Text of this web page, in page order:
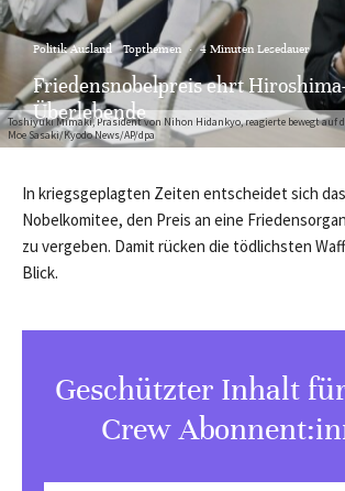
Toshiyuki Mimaki, Präsident von Nihon Hidankyo, reagierte bewegt auf
Moe Sasaki/Kyodo News/AP/dpa
Politik Ausland Topthemen · 4 Minuten Lesedauer
Friedensnobelpreis ehrt
Überlebende
In kriegsgeplagten Zeiten entscheidet sich
Nobelkomitee, den Preis an eine
zu vergeben. Damit rücken die tödlichsten
Blick.
Geschützter Inhalt
Crew